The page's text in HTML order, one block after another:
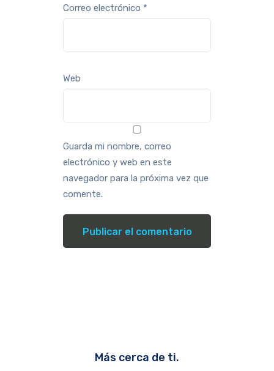
Correo electrónico *
Web
Guarda mi nombre, correo
electrónico y web en este
navegador para la próxima vez que
comente.
Más cerca de ti.